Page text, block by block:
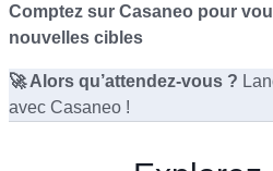
Comptez sur Casaneo pour
nouvelles cibles
🚀 Alors qu’attendez-vous ?
avec Casaneo !